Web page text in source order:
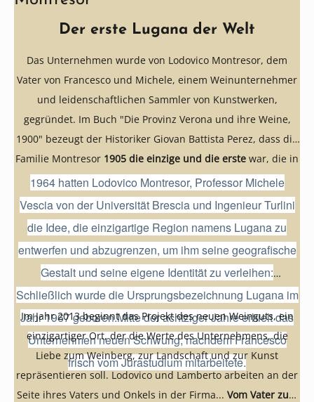
Der erste Lugana der Welt
Das Unternehmen wurde von Lodovico Montresor, dem
Vater von Francesco und Michele, einem Weinunternehmer
und leidenschaftlichen Sammler von Kunstwerken,
gegründet. Im Buch "Die Provinz Verona und ihre Weine,
1900" bezeugt der Historiker Giovan Battista Perez, dass die
Familie Montresor 1905 die einzige und die erste war, die in
der Gegend von Verona Lugana produzierte!
1964 hatten Lodovico Montresor, Professor Michele
Vescia von der Universität Brescia und Ingenieur Turlini
die Idee, die einzigartige Region namens Lugana zu
entwerfen und abzugrenzen, um ihm seine geografische
Gestalt und seine eigene Identität zu verleihen:
Schließlich wurde die Ursprungsbezeichnung Lugana im
Jahr 1967 geboren.Mitte der achtziger Jahre erhielt das
Unternehmen neuen Schwung, nachdem Francesco
frisch vom Jurastudium mitarbeitete.
Im Jahr 2013 beginnt das Projekt des neuen Weinguts, ein
einzigartiger Ort, der die Werte des Unternehmens, die
Liebe zum Weinberg, zur Landschaft und zur Kunst
repräsentieren soll. Lodovico und Lamberto arbeiten an der
Seite ihres Vaters und Onkels in der Firma... Vom Vater zum